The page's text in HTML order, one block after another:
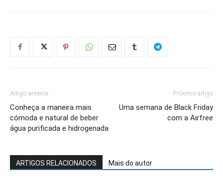
Artigo anterior
Conheça a maneira mais
cómoda e natural de beber
água purificada e hidrogenada
Próximo artigo
Uma semana de Black Friday
com a Airfree
ARTIGOS RELACIONADOS Mais do autor